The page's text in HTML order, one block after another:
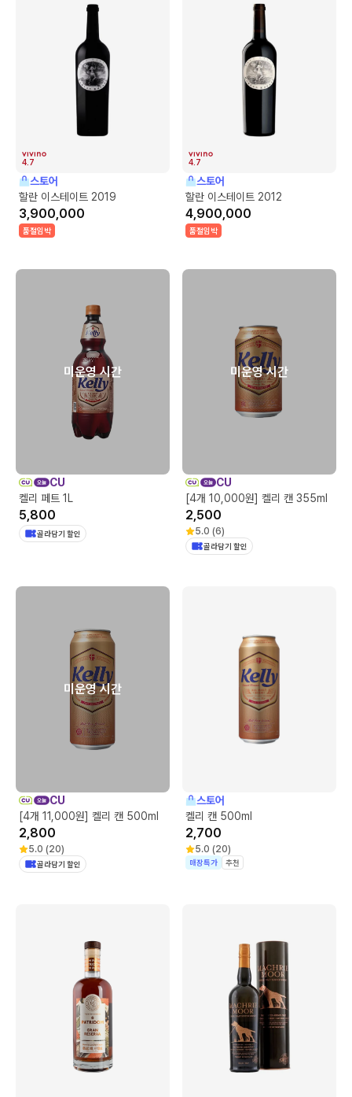
4.7
스토어
할란 이스테이트 2019
3,900,000
품절임박
4.7
스토어
할란 이스테이트 2012
4,900,000
품절임박
미운영 시간
CU
켈리 페트 1L
5,800
골라담기 할인
미운영 시간
CU
[4개 10,000원] 켈리 캔 355ml
2,500
5.0 (6)
골라담기 할인
미운영 시간
CU
[4개 11,000원] 켈리 캔 500ml
2,800
5.0 (20)
골라담기 할인
스토어
켈리 캔 500ml
2,700
5.0 (20)
매장특가 추천